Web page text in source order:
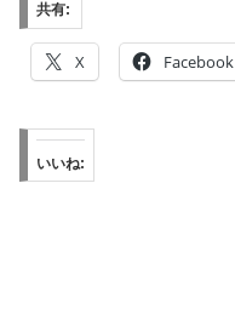
共有:
X Facebook
いいね: